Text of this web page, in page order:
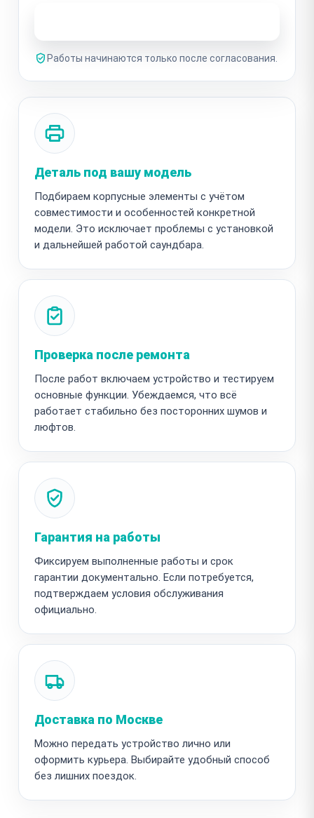
Работы начинаются только после согласования.
Деталь под вашу модель
Подбираем корпусные элементы с учётом
совместимости и особенностей конкретной
модели. Это исключает проблемы с установкой
и дальнейшей работой саундбара.
Проверка после ремонта
После работ включаем устройство и тестируем
основные функции. Убеждаемся, что всё
работает стабильно без посторонних шумов и
люфтов.
Гарантия на работы
Фиксируем выполненные работы и срок
гарантии документально. Если потребуется,
подтверждаем условия обслуживания
официально.
Доставка по Москве
Можно передать устройство лично или
оформить курьера. Выбирайте удобный способ
без лишних поездок.